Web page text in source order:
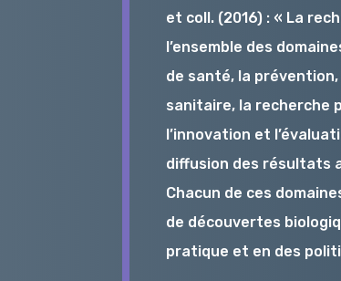
et coll. (2016) : « La
l’ensemble des
de santé, la
sanitaire, la recherche
l’innovation et
diffusion des résultats
Chacun de ces
de découvertes
pratique et en des